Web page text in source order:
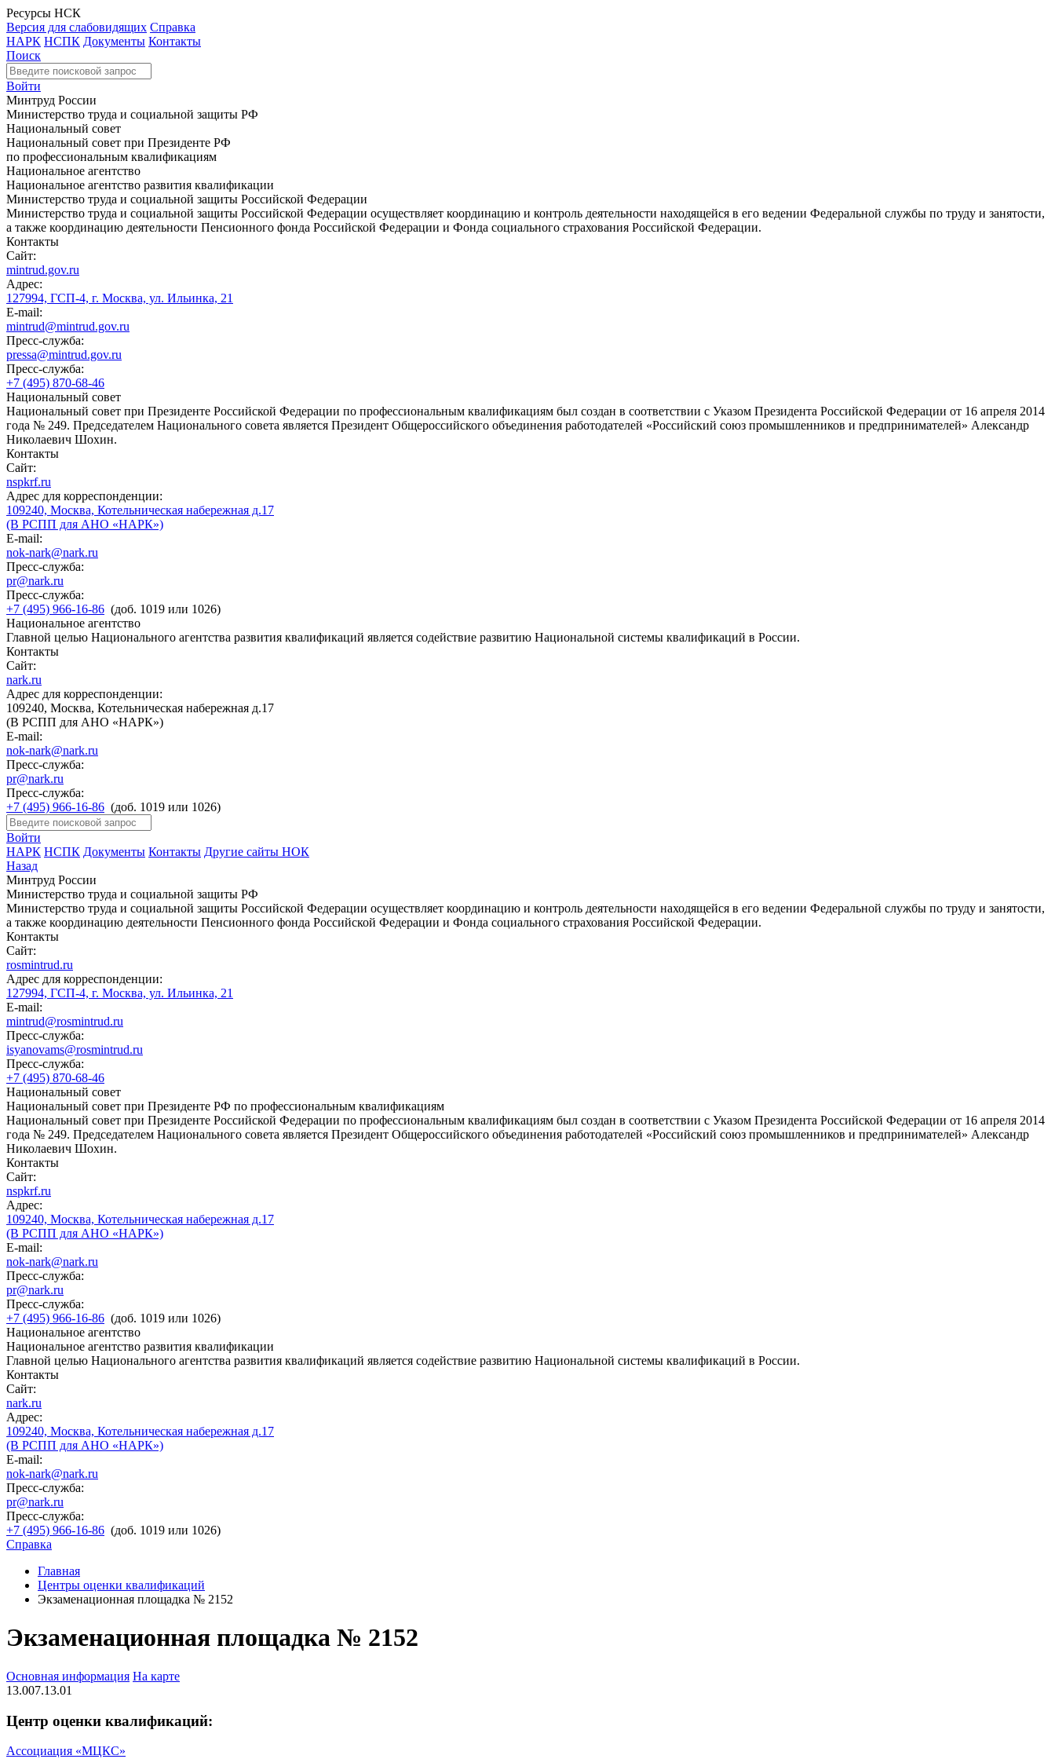
Ресурсы НСК
Версия для слабовидящих Справка
НАРК НСПК Документы Контакты
Поиск
Войти
Минтруд России
Министерство труда и социальной защиты РФ
Национальный совет
Национальный совет при Президенте РФ
по профессиональным квалификациям
Национальное агентство
Национальное агентство развития квалификации
Министерство труда и социальной защиты Российской Федерации
Министерство труда и социальной защиты Российской Федерации осуществляет координацию и контроль деятельности находящейся в его ведении Федеральной службы по труду и занятости,
а также координацию деятельности Пенсионного фонда Российской Федерации и Фонда социального страхования Российской Федерации.
Контакты
Сайт:
mintrud.gov.ru
Адрес:
127994, ГСП-4, г. Москва, ул. Ильинка, 21
E-mail:
mintrud@mintrud.gov.ru
Пресс-служба:
pressa@mintrud.gov.ru
Пресс-служба:
+7 (495) 870-68-46
Национальный совет
Национальный совет при Президенте Российской Федерации по профессиональным квалификациям был создан в соответствии с Указом Президента Российской Федерации от 16 апреля 2014
года № 249. Председателем Национального совета является Президент Общероссийского объединения работодателей «Российский союз промышленников и предпринимателей» Александр
Николаевич Шохин.
Контакты
Сайт:
nspkrf.ru
Адрес для корреспонденции:
109240, Москва, Котельническая набережная д.17
(В РСПП для АНО «НАРК»)
E-mail:
nok-nark@nark.ru
Пресс-служба:
pr@nark.ru
Пресс-служба:
+7 (495) 966-16-86 (доб. 1019 или 1026)
Национальное агентство
Главной целью Национального агентства развития квалификаций является содействие развитию Национальной системы квалификаций в России.
Контакты
Сайт:
nark.ru
Адрес для корреспонденции:
109240, Москва, Котельническая набережная д.17
(В РСПП для АНО «НАРК»)
E-mail:
nok-nark@nark.ru
Пресс-служба:
pr@nark.ru
Пресс-служба:
+7 (495) 966-16-86 (доб. 1019 или 1026)
Войти
НАРК НСПК Документы Контакты Другие сайты НОК
Назад
Минтруд России
Министерство труда и социальной защиты РФ
Министерство труда и социальной защиты Российской Федерации осуществляет координацию и контроль деятельности находящейся в его ведении Федеральной службы по труду и занятости,
а также координацию деятельности Пенсионного фонда Российской Федерации и Фонда социального страхования Российской Федерации.
Контакты
Сайт:
rosmintrud.ru
Адрес для корреспонденции:
127994, ГСП-4, г. Москва, ул. Ильинка, 21
E-mail:
mintrud@rosmintrud.ru
Пресс-служба:
isyanovams@rosmintrud.ru
Пресс-служба:
+7 (495) 870-68-46
Национальный совет
Национальный совет при Президенте РФ по профессиональным квалификациям
Национальный совет при Президенте Российской Федерации по профессиональным квалификациям был создан в соответствии с Указом Президента Российской Федерации от 16 апреля 2014
года № 249. Председателем Национального совета является Президент Общероссийского объединения работодателей «Российский союз промышленников и предпринимателей» Александр
Николаевич Шохин.
Контакты
Сайт:
nspkrf.ru
Адрес:
109240, Москва, Котельническая набережная д.17
(В РСПП для АНО «НАРК»)
E-mail:
nok-nark@nark.ru
Пресс-служба:
pr@nark.ru
Пресс-служба:
+7 (495) 966-16-86 (доб. 1019 или 1026)
Национальное агентство
Национальное агентство развития квалификации
Главной целью Национального агентства развития квалификаций является содействие развитию Национальной системы квалификаций в России.
Контакты
Сайт:
nark.ru
Адрес:
109240, Москва, Котельническая набережная д.17
(В РСПП для АНО «НАРК»)
E-mail:
nok-nark@nark.ru
Пресс-служба:
pr@nark.ru
Пресс-служба:
+7 (495) 966-16-86 (доб. 1019 или 1026)
Справка
Главная
Центры оценки квалификаций
Экзаменационная площадка № 2152
Экзаменационная площадка № 2152
Основная информация На карте
13.007.13.01
Центр оценки квалификаций:
Ассоциация «МЦКС»